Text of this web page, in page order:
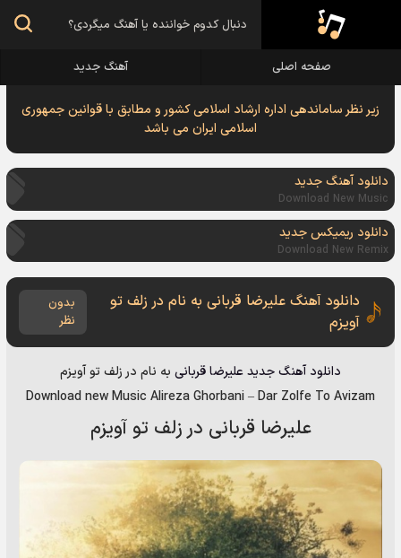
صفحه اصلی آهنگ جدید
زیر نظر ساماندهی اداره ارشاد اسلامی کشور و مطابق با قوانین جمهوری
اسلامی ایران می باشد
دانلود آهنگ جدید
Download New Music
دانلود ریمیکس جدید
Download New Remix
دانلود آهنگ علیرضا قربانی به نام در زلف تو
آویزم
بدون
نظر
دانلود آهنگ جدیدعلیرضا قربانی به نام در زلف تو آویزم
Download new Music Alireza Ghorbani–Dar Zolfe To Avizam
علیرضا قربانی در زلف تو آویزم